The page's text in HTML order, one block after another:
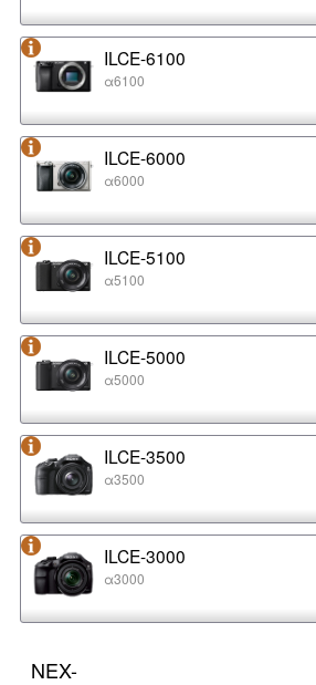
ILCE-6100
α6100
ILCE-6000
α6000
ILCE-5100
α5100
ILCE-5000
α5000
ILCE-3500
α3500
ILCE-3000
α3000
NEX-